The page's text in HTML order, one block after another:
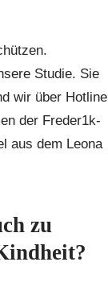
Studie. Sie
wir über Hotline
der Freder1k-
aus dem Leona
zu